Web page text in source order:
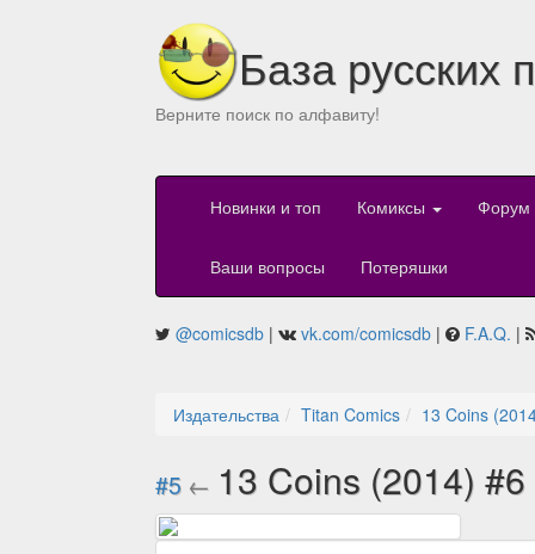
База русских
Верните поиск по алфавиту!
Новинки и топ Комиксы Форум
Ваши вопросы Потеряшки
@comicsdb | vk.com/comicsdb | F.A.Q. |
Издательства Titan Comics 13 Coins
#5 ← 13 Coins (2014) #6